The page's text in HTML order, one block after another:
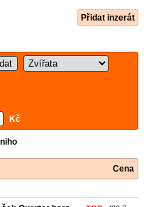
Přidat inzerát
Kč
Cena